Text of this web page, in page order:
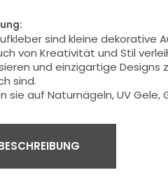
sind kleine dekorative
von Kreativität und Stil
und einzigartige
sind.
sie auf Naturnägeln,UV Gele,